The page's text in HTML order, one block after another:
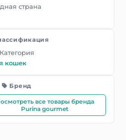
страна
Категория
кошек
Бренд
все товары бренда
Purina gourmet